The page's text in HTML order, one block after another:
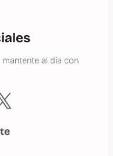
al día con